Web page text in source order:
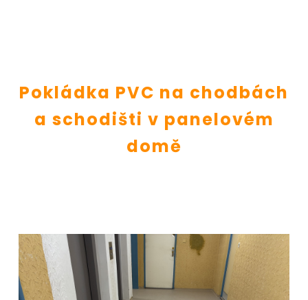
Pokládka PVC na chodbách
a schodišti v panelovém
domě